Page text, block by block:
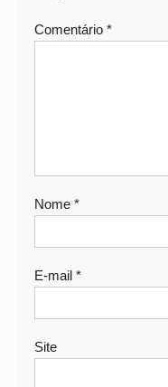
Comentário *
Nome *
E-mail *
Site